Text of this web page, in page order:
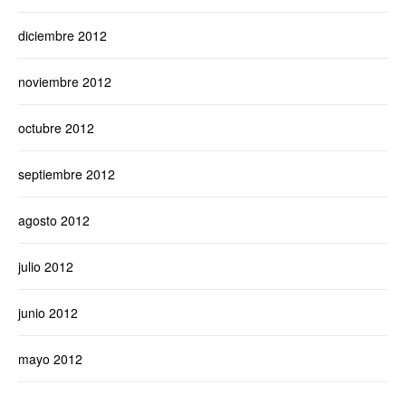
diciembre 2012
noviembre 2012
octubre 2012
septiembre 2012
agosto 2012
julio 2012
junio 2012
mayo 2012